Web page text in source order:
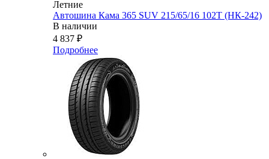
Летние
Автошина Кама 365 SUV 215/65/16 102T (НК-242)
В наличии
4 837 ₽
Подробнее